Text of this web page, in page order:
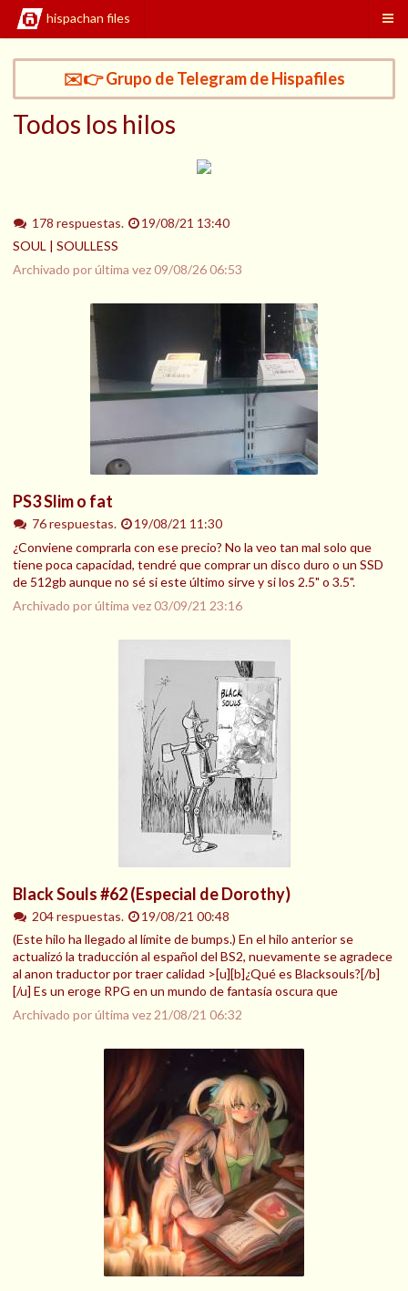
hispachan files
✉️👉 Grupo de Telegram de Hispafiles
Todos los hilos
178 respuestas.
19/08/21 13:40
SOUL | SOULLESS
Archivado por última vez09/08/26 06:53
PS3 Slim o fat
76 respuestas.
19/08/21 11:30
¿Conviene comprarla con ese precio? No la veo tan mal solo que
tiene poca capacidad, tendré que comprar un disco duro o un SSD
de 512gb aunque no sé si este último sirve y si los 2.5" o 3.5".
Archivado por última vez03/09/21 23:16
Black Souls #62 (Especial de Dorothy)
204 respuestas.
19/08/21 00:48
(Este hilo ha llegado al límite de bumps.) En el hilo anterior se
actualizó la traducción al español del BS2, nuevamente se agradece
al anon traductor por traer calidad >[u][b]¿Qué es Blacksouls?[/b]
[/u] Es un eroge RPG en un mundo de fantasía oscura que
Archivado por última vez 21/08/21 06:32